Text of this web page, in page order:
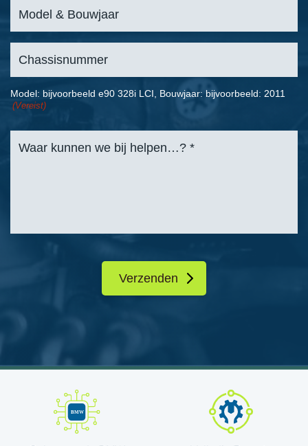
Model: bijvoorbeeld e90 328i LCI, Bouwjaar: bijvoorbeeld: 2011
(Vereist)